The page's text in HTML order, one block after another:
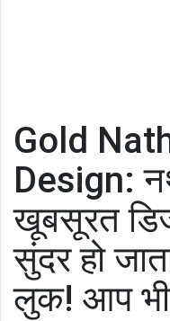
Gold
Design:
खूबसूरत
सुंदर हो
लुक! आप